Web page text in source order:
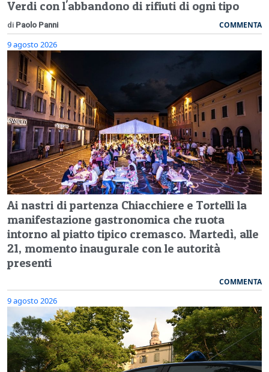
Verdi con l'abbandono di rifiuti di ogni tipo
di Paolo Panni COMMENTA
9 agosto 2026
Ai nastri di partenza Chiacchiere e Tortelli la
manifestazione gastronomica che ruota
intorno al piatto tipico cremasco. Martedì, alle
21, momento inaugurale con le autorità
presenti
COMMENTA
9 agosto 2026